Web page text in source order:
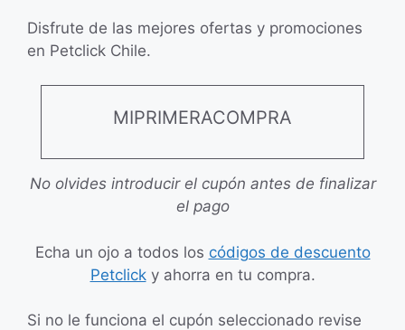
Disfrute de las mejores ofertas y promociones
en Petclick Chile.
MIPRIMERACOMPRA
No olvides introducir el cupón antes de finalizar
el pago
Echa un ojo a todos los códigos de descuento
Petclicky ahorra en tu compra.
Si no le funciona el cupón seleccionado revise